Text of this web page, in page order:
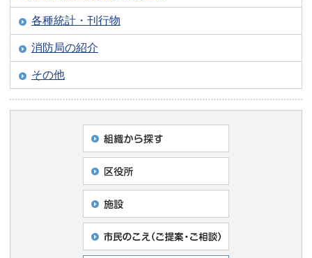
各種統計・刊行物
消防局の紹介
その他